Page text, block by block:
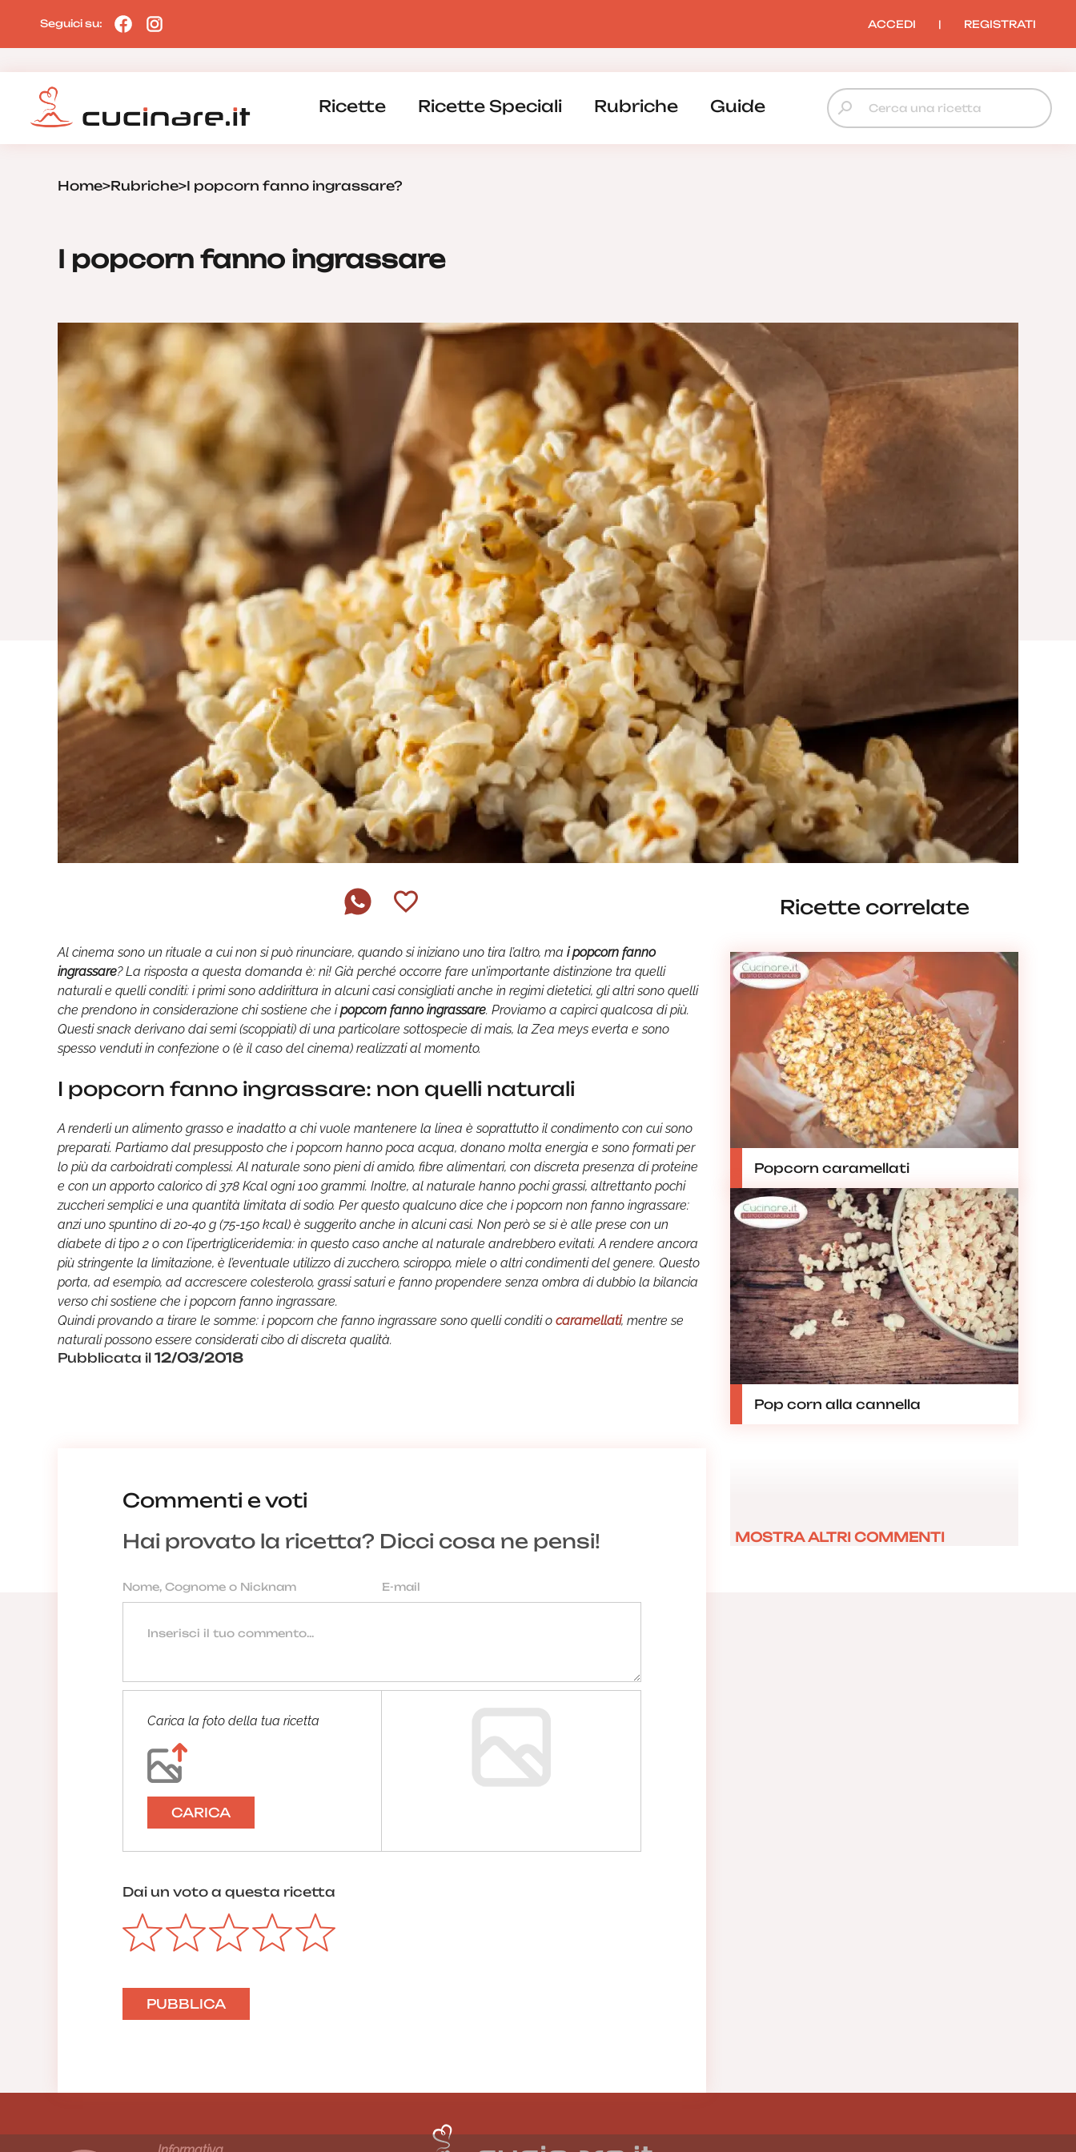
Seguici su: ACCEDI | REGISTRATI
Ricette Ricette Speciali Rubriche Guide
Home>Rubriche>I popcorn fanno ingrassare?
I popcorn fanno ingrassare
Al cinema sono un rituale a cui non si può rinunciare, quando si iniziano uno tira l’altro, ma i popcorn fanno
ingrassare? La risposta a questa domanda è: ni! Già perché occorre fare un’importante distinzione tra quelli
naturali e quelli conditi: i primi sono addirittura in alcuni casi consigliati anche in regimi dietetici, gli altri sono quelli
che prendono in considerazione chi sostiene che ipopcorn fanno ingrassare. Proviamo a capirci qualcosa di più.
Questi snack derivano dai semi (scoppiati) di una particolare sottospecie di mais, la Zea meys everta e sono
spesso venduti in confezione o (è il caso del cinema) realizzati al momento.
I popcorn fanno ingrassare: non quelli naturali
A renderli un alimento grasso e inadatto a chi vuole mantenere la linea è soprattutto il condimento con cui sono
preparati. Partiamo dal presupposto che i popcorn hanno poca acqua, donano molta energia e sono formati per
lo più da carboidrati complessi. Al naturale sono pieni di amido, fibre alimentari, con discreta presenza di proteine
e con un apporto calorico di 378 Kcal ogni 100 grammi. Inoltre, al naturale hanno pochi grassi, altrettanto pochi
zuccheri semplici e una quantità limitata di sodio. Per questo qualcuno dice che i popcorn non fanno ingrassare:
anzi uno spuntino di 20-40 g (75-150 kcal) è suggerito anche in alcuni casi. Non però se si è alle prese con un
diabete di tipo 2 o con l’ipertrigliceridemia: in questo caso anche al naturale andrebbero evitati. A rendere ancora
più stringente la limitazione, è l’eventuale utilizzo di zucchero, sciroppo, miele o altri condimenti del genere. Questo
porta, ad esempio, ad accrescere colesterolo, grassi saturi e fanno propendere senza ombra di dubbio la bilancia
verso chi sostiene che i popcorn fanno ingrassare.
Quindi provando a tirare le somme: i popcorn che fanno ingrassare sono quelli conditi o caramellati, mentre se
naturali possono essere considerati cibo di discreta qualità.
Pubblicata il 12/03/2018
Ricette correlate
Popcorn caramellati
Pop corn alla cannella
Commenti e voti
Hai provato la ricetta? Dicci cosa ne pensi!
Carica la foto della tua ricetta
CARICA
Dai un voto a questa ricetta
MOSTRA ALTRI COMMENTI